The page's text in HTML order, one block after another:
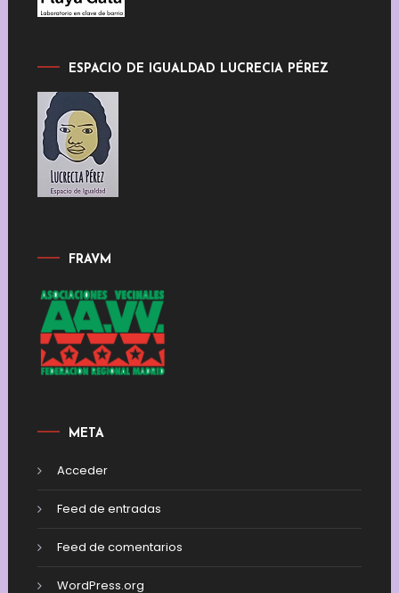
ESPACIO DE IGUALDAD LUCRECIA PÉREZ
FRAVM
META
Acceder
Feed de entradas
Feed de comentarios
WordPress.org